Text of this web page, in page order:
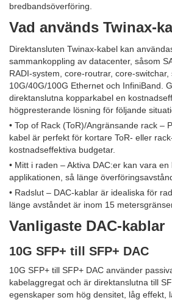
bredbandsöverföring.
Vad används Twinax-
Direktansluten Twinax-kabel kan
sammankoppling av datacenter, såsom
RADI-system, core-routrar, core-
10G/40G/100G Ethernet och InfiniBand.
direktanslutna kopparkabel en
högpresterande lösning för följande
• Top of Rack (ToR)/Angränsande rack –
kabel är perfekt för kortare ToR- eller
kostnadseffektiva budgetar.
• Mitt i raden – Aktiva DAC:er kan vara
applikationen, så länge
• Radslut – DAC-kablar är idealiska för
länge avståndet är inom 15
Vanligaste DAC-kablar
10G SFP+ till SFP+ DAC
10G SFP+ till SFP+ DAC använder
kabelaggregat och är direktanslutna till
egenskaper som hög densitet, låg effekt,